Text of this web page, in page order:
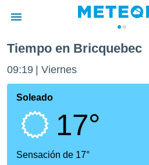
de
ha sido
calidad.
a este
Tiempo en Bricquebec
09:19 Viernes
Soleado
17°
Sensación de 17°